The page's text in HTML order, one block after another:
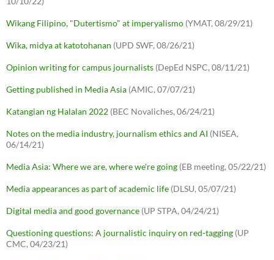
Wikang Filipino, "Dutertismo" at imperyalismo (YMAT, 08/29/21)
Wika, midya at katotohanan (UPD SWF, 08/26/21)
Opinion writing for campus journalists (DepEd NSPC, 08/11/21)
Getting published in Media Asia (AMIC, 07/07/21)
Katangian ng Halalan 2022 (BEC Novaliches, 06/24/21)
Notes on the media industry, journalism ethics and AI (NISEA,
06/14/21)
Media Asia: Where we are, where we're going (EB meeting, 05/22/21)
Media appearances as part of academic life (DLSU, 05/07/21)
Digital media and good governance (UP STPA, 04/24/21)
Questioning questions: A journalistic inquiry on red-tagging (UP
CMC, 04/23/21)